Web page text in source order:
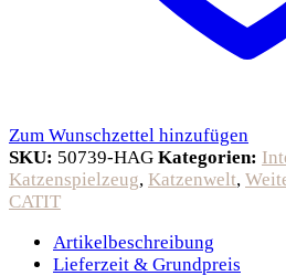
Zum Wunschzettel hinzufügen
SKU: 50739-HAG Kategorien:
Katzenspielzeug, Katzenwelt,
CATIT
Artikelbeschreibung
Lieferzeit & Grundpreis